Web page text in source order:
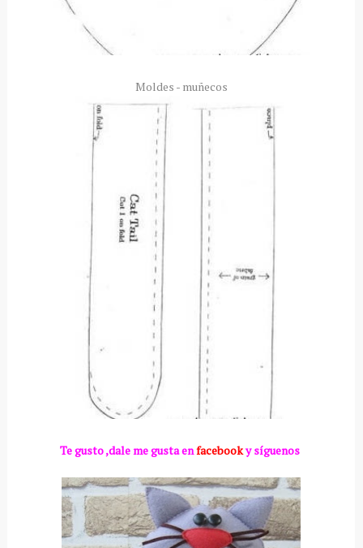
Moldes - muñecos
Te gusto ,dale me gusta enfacebooky síguenos